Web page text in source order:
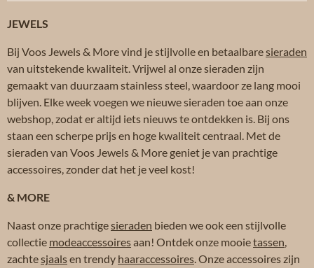
JEWELS
Bij Voos Jewels & More vind je stijlvolle en betaalbaresieraden
van uitstekende kwaliteit. Vrijwel al onze sieraden zijn
gemaakt van duurzaam stainless steel, waardoor ze lang mooi
blijven. Elke week voegen we nieuwe sieraden toe aan onze
webshop, zodat er altijd iets nieuws te ontdekken is. Bij ons
staan een scherpe prijs en hoge kwaliteit centraal. Met de
sieraden van Voos Jewels & More geniet je van prachtige
accessoires, zonder dat het je veel kost!
& MORE
Naast onze prachtigesieraden bieden we ook een stijlvolle
collectie modeaccessoiresaan! Ontdek onze mooietassen,
zachtesjaalsen trendy haaraccessoires. Onze accessoires zijn